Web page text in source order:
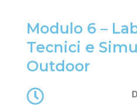
Modulo 6 –
Tecnici e
Outdoor